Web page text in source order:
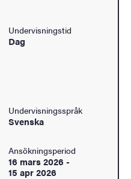
Undervisningstid
Dag
Undervisningsspråk
Svenska
Ansökningsperiod
16 mars 2026 -
15 apr 2026